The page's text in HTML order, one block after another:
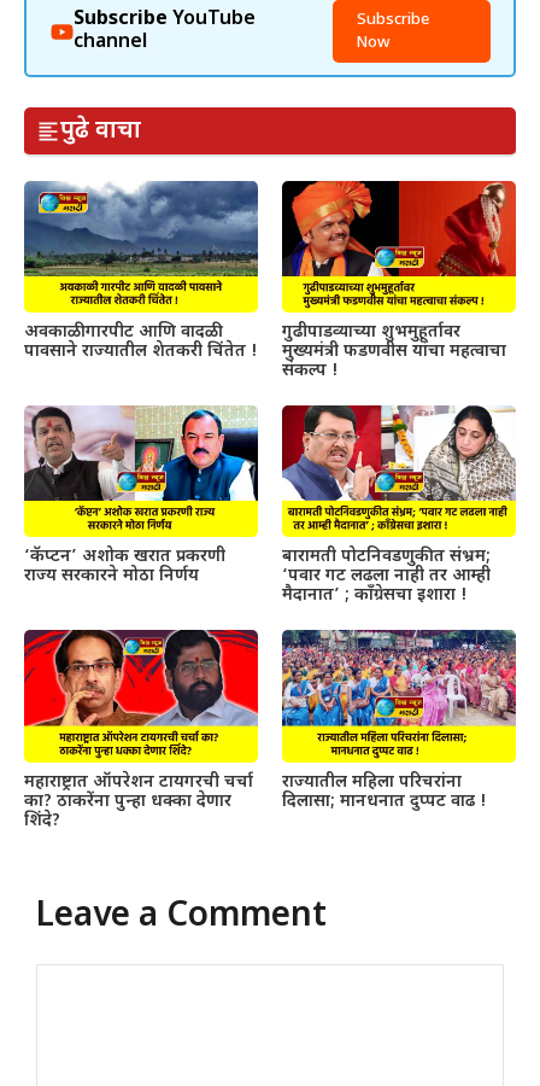
Subscribe YouTube
channel
Subscribe
Now
पुढे वाचा
अवकाळी गारपीट आणि वादळी
पावसाने राज्यातील शेतकरी चिंतेत !
गुढीपाडव्याच्या शुभमुहूर्तावर
मुख्यमंत्री फडणवीस यांचा महत्वाचा
संकल्प !
‘कॅप्टन’ अशोक खरात प्रकरणी
राज्य सरकारने मोठा निर्णय
बारामती पोटनिवडणुकीत संभ्रम;
‘पवार गट लढला नाही तर आम्ही
मैदानात’ ; काँग्रेसचा इशारा !
महाराष्ट्रात ऑपरेशन टायगरची चर्चा
का? ठाकरेंना पुन्हा धक्का देणार
शिंदे?
राज्यातील महिला परिचरांना
दिलासा; मानधनात दुप्पट वाढ !
Leave a Comment